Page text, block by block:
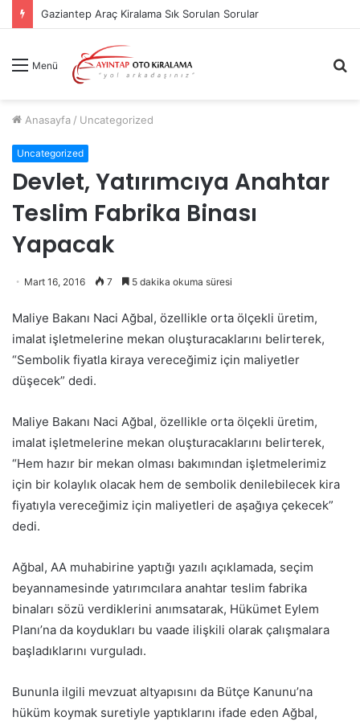
Gaziantep Araç Kiralama Sık Sorulan Sorular
Menü
Anasayfa / Uncategorized
Uncategorized
Devlet, Yatırımcıya Anahtar
Teslim Fabrika Binası
Yapacak
Mart 16, 2016 7 5 dakika okuma süresi
Maliye Bakanı Naci Ağbal, özellikle orta ölçekli üretim,
imalat işletmelerine mekan oluşturacaklarını belirterek,
“Sembolik fiyatla kiraya vereceğimiz için maliyetler
düşecek” dedi.
Maliye Bakanı Naci Ağbal, özellikle orta ölçekli üretim,
imalat işletmelerine mekan oluşturacaklarını belirterek,
“Hem hazır bir mekan olması bakımından işletmelerimiz
için bir kolaylık olacak hem de sembolik denilebilecek kira
fiyatıyla vereceğimiz için maliyetleri de aşağıya çekecek”
dedi.
Ağbal, AA muhabirine yaptığı yazılı açıklamada, seçim
beyannamesinde yatırımcılara anahtar teslim fabrika
binaları sözü verdiklerini anımsatarak, Hükümet Eylem
Planı’na da koydukları bu vaade ilişkili olarak çalışmalara
başladıklarını vurguladı.
Bununla ilgili mevzuat altyapısını da Bütçe Kanunu’na
hüküm koymak suretiyle yaptıklarını ifade eden Ağbal,